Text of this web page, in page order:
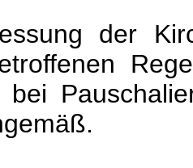
der
bei